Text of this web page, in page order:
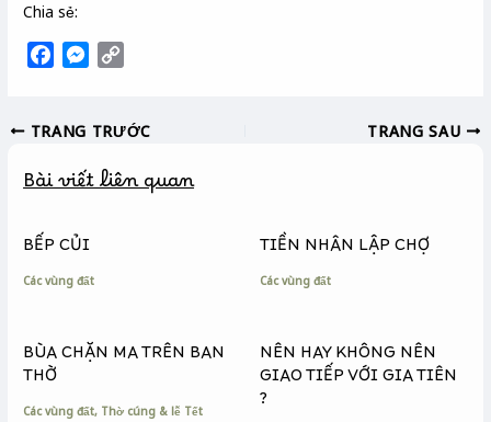
Chia sẻ:
e
o
k
M
s
n
y
i
TRANG TRƯỚC TRANG SAU
Bài viết liên quan
BẾP CỦI
Các vùng đất
TIỀN NHÂN LẬP CHỢ
Các vùng đất
BÙA CHẶN MA TRÊN BAN
THỜ
Các vùng đất, Thờ cúng & lễ Tết
NÊN HAY KHÔNG NÊN
GIAO TIẾP VỚI GIA TIÊN
?